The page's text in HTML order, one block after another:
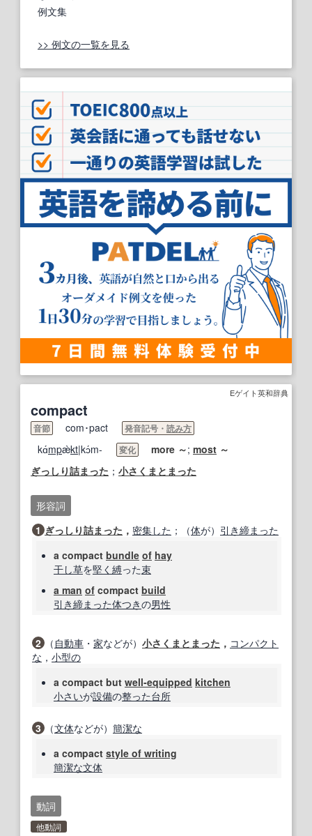
例文集
>> 例文の一覧を見る
Eゲイト英和辞典
compact
音節 com･pact 発音記号・ 読み方
kɑ́mpæ̀kt|kɔ́m- 変化 more ～; most ～
ぎっしり詰まった ； 小さく まとまった
形容詞
1 ぎっしり詰まった ， 密集した ；（体が） 引き締まった
a compact bundle of hay
干し草を堅く 縛った束
a man of compact build
引き締まった体つきの男性
2 （ 自動車 ・ 家などが） 小さく まとまった ， コンパクト
な ， 小型の
a compact but well‐equipped kitchen
小さいが設備の整った台所
3 （文体などが） 簡潔な
a compact style of writing
簡潔な文体
動詞
他動詞